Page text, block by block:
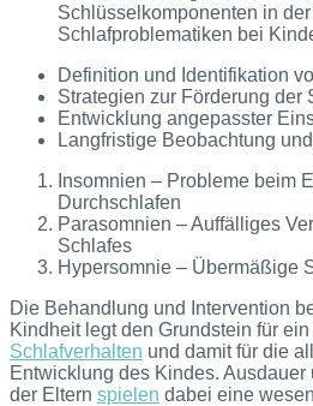
Schlüsselkomponenten in
Schlafproblematiken bei
Definition und Identifikation
Strategien zur Förderung der
Entwicklung angepasster
Langfristige Beobachtung
Insomnien – Probleme beim
Durchschlafen
Parasomnien – Auffälliges
Schlafes
Hypersomnie – Übermäßige
Die Behandlung und Intervention
Kindheit legt den Grundstein für
Schlafverhalten und damit für die
Entwicklung des Kindes.
der Eltern spielen dabei eine